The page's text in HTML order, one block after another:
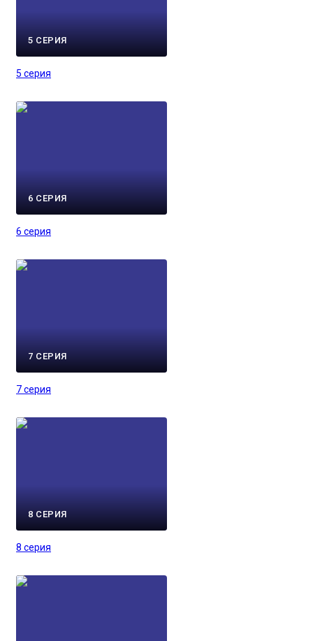
5 СЕРИЯ
5 серия
6 СЕРИЯ
6 серия
7 СЕРИЯ
7 серия
8 СЕРИЯ
8 серия